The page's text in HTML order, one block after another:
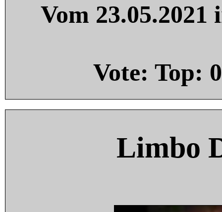
Vom
Vote: Top: 0
Limbo